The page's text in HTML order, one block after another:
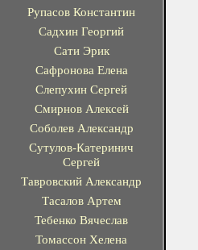
Рупасов Константин
Садхин Георгий
Сати Эрик
Сафронова Елена
Слепухин Сергей
Смирнов Алексей
Соболев Александр
Сутулов-Катеринич
Сергей
Тавровский Александр
Тасалов Артем
Тебенко Вячеслав
Томассон Хелена